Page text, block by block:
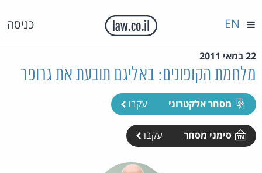
כניסה EN
22 במאי 2011
מלחמת הקופונים: באליגם תובעת את גרופר
מסחר אלקטרוני עקבו
סימני מסחר עקבו